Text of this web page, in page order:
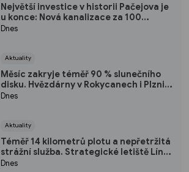
Největší investice v historii Pačejova je
u konce: Nová kanalizace za 100
milionů korun získala kolaudaci, obec
Dnes
Aktuality
Měsíc zakryje téměř 90 % slunečního
disku. Hvězdárny v Rokycanech i Plzni
zvou na podvečerní sledování
Dnes
Aktuality
Téměř 14 kilometrů plotu a nepřetržitá
strážní služba. Strategické letiště Líně
má od srpna nový režim vstupů
Dnes